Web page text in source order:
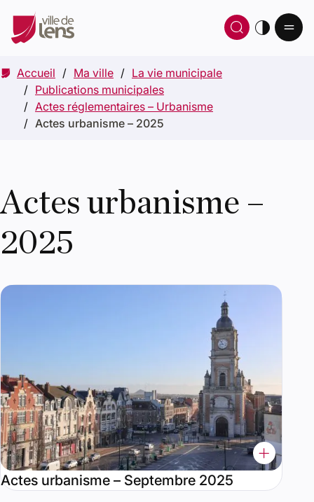
Ouvrir
Accueil Ma ville
La vie municipale
Publications municipales
Actes réglementaires – Urbanisme
Actes urbanisme – 2025
Actes urbanisme –
2025
Actes urbanisme – Septembre 2025